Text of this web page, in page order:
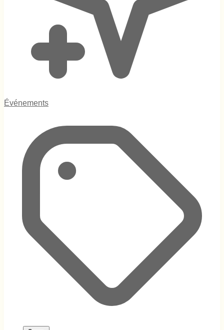
Événements